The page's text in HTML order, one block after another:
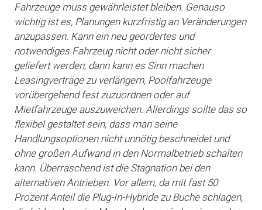
Fahrzeuge muss gewährleistet bleiben. Genauso
wichtig ist es, Planungen kurzfristig an Veränderungen
anzupassen. Kann ein neu geordertes und
notwendiges Fahrzeug nicht oder nicht sicher
geliefert werden, dann kann es Sinn machen
Leasingverträge zu verlängern, Poolfahrzeuge
vorübergehend fest zuzuordnen oder auf
Mietfahrzeuge auszuweichen. Allerdings sollte das so
flexibel gestaltet sein, dass man seine
Handlungsoptionen nicht unnötig beschneidet und
ohne großen Aufwand in den Normalbetrieb schalten
kann. Überraschend ist die Stagnation bei den
alternativen Antrieben. Vor allem, da mit fast 50
Prozent Anteil die Plug-In-Hybride zu Buche schlagen,